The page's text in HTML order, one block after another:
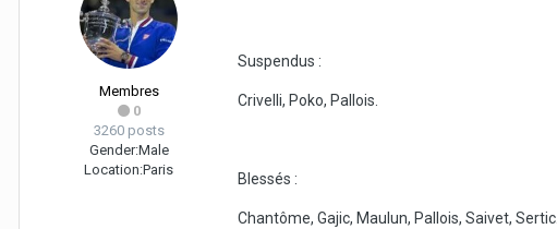
Membres
0
3260 posts
Gender:Male
Location:Paris
Suspendus :
Crivelli, Poko, Pallois.
Blessés :
Chantôme, Gajic, Maulun, Pallois, Saivet, Sertic.